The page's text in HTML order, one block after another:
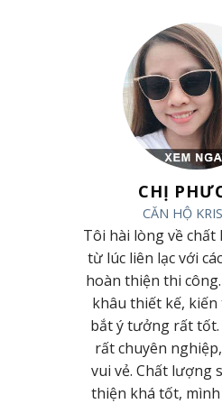
CHỊ
CĂN HỘ
Tôi hài lòng về chất
từ lúc liên lạc với
hoàn thiện thi
khâu thiết kế,
bắt ý tưởng rất
rất chuyên
vui vẻ. Chất lượng
thiện khá tốt,